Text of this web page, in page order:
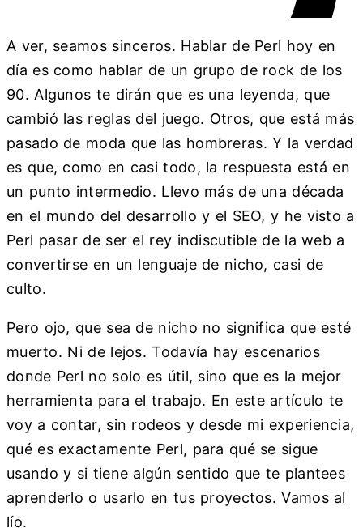
A ver, seamos sinceros. Hablar de Perl hoy en
día es como hablar de un grupo de rock de los
90. Algunos te dirán que es una leyenda, que
cambió las reglas del juego. Otros, que está más
pasado de moda que las hombreras. Y la verdad
es que, como en casi todo, la respuesta está en
un punto intermedio. Llevo más de una década
en el mundo del desarrollo y el SEO, y he visto a
Perl pasar de ser el rey indiscutible de la web a
convertirse en un lenguaje de nicho, casi de
culto.
Pero ojo, que sea de nicho no significa que esté
muerto. Ni de lejos. Todavía hay escenarios
donde Perl no solo es útil, sino que es la mejor
herramienta para el trabajo. En este artículo te
voy a contar, sin rodeos y desde mi experiencia,
qué es exactamente Perl, para qué se sigue
usando y si tiene algún sentido que te plantees
aprenderlo o usarlo en tus proyectos. Vamos al
lío.